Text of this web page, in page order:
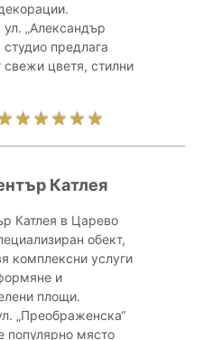
„Александър
студио предлага
свежи цветя, стилни
Катлея
Катлея в Царево
обект,
комплексни услуги
и
площи.
„Преображенска“
популярно място